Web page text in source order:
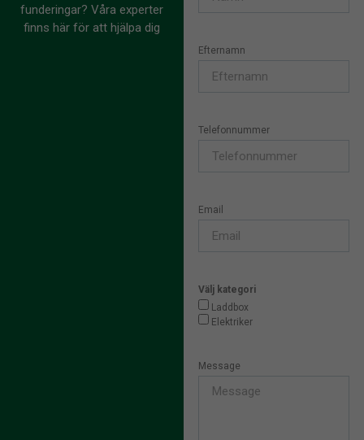
funderingar? Våra experter
finns här för att hjälpa dig
Efternamn
Telefonnummer
Email
Välj kategori
Laddbox
Elektriker
Message